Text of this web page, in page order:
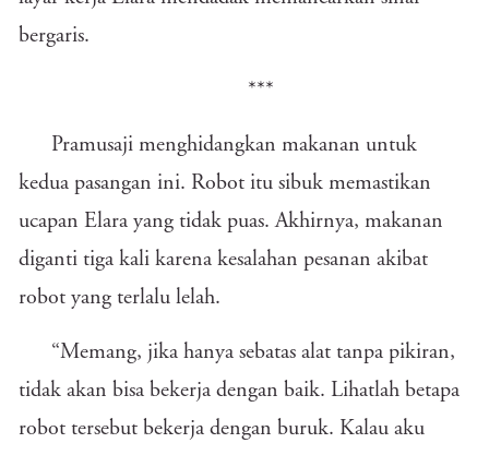
bergaris.
***
Pramusaji menghidangkan makanan untuk
kedua pasangan ini. Robot itu sibuk memastikan
ucapan Elara yang tidak puas. Akhirnya, makanan
diganti tiga kali karena kesalahan pesanan akibat
robot yang terlalu lelah.
“Memang, jika hanya sebatas alat tanpa pikiran,
tidak akan bisa bekerja dengan baik. Lihatlah betapa
robot tersebut bekerja dengan buruk. Kalau aku